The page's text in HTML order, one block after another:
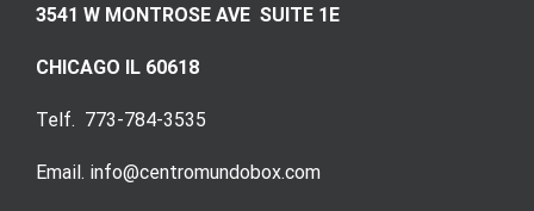
3541 W MONTROSE AVE SUITE 1E
CHICAGO IL 60618
Telf. 773-784-3535
Email. info@centromundobox.com